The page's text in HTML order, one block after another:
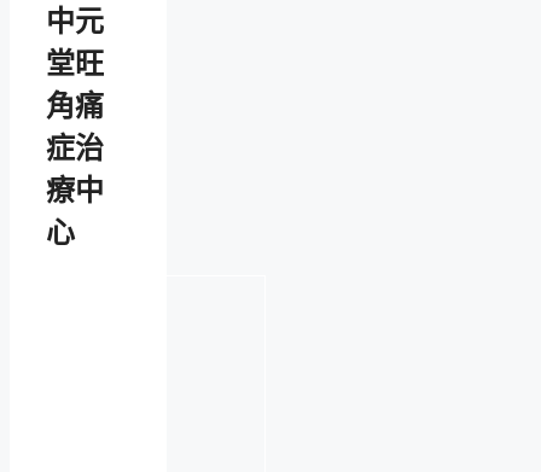
中元
堂旺
角痛
症治
療中
心